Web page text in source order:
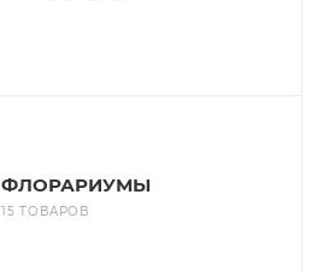
ФЛОРАРИУМЫ
15 ТОВАРОВ